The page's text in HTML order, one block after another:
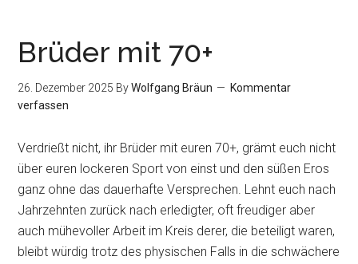
Brüder mit 70+
26. Dezember 2025 ByWolfgang Bräun
Kommentar
verfassen
Verdrießt nicht, ihr Brüder mit euren 70+, grämt euch nicht
über euren lockeren Sport von einst und den süßen Eros
ganz ohne das dauerhafte Versprechen. Lehnt euch nach
Jahrzehnten zurück nach erledigter, oft freudiger aber
auch mühevoller Arbeit im Kreis derer, die beteiligt waren,
bleibt würdig trotz des physischen Falls in die schwächere